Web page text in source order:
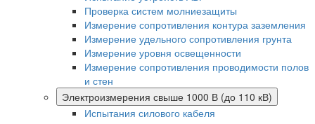
Проверка систем молниезащиты
Измерение сопротивления контура заземления
Измерение удельного сопротивления грунта
Измерение уровня освещенности
Измерение сопротивления проводимости полов
и стен
Электроизмерения свыше 1000 В (до 110 кВ)
Испытания силового кабеля